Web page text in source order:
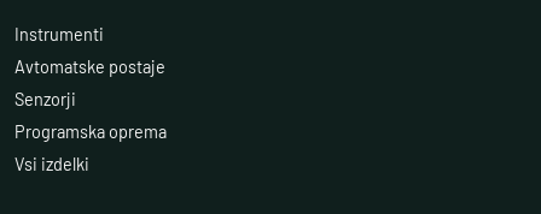
Instrumenti
Avtomatske postaje
Senzorji
Programska oprema
Vsi izdelki